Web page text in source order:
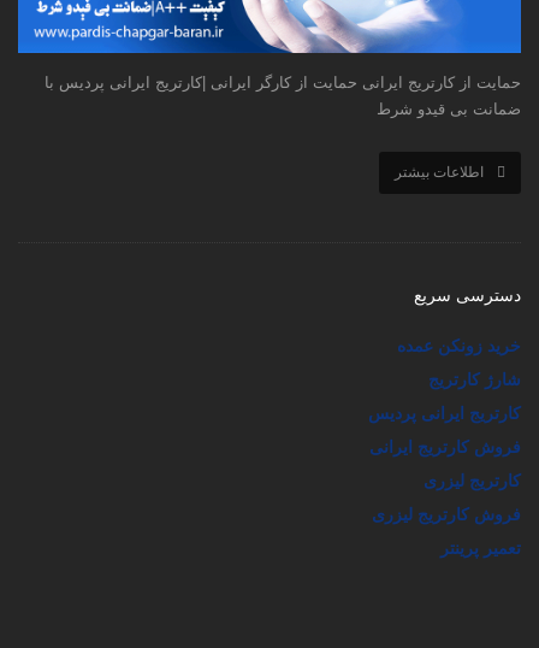
حمایت از کارتریج ایرانی حمایت از کارگر ایرانی |کارتریج ایرانی پردیس با
ضمانت بی قیدو شرط
اطلاعات بیشتر
دسترسی سریع
خرید زونکن عمده
شارژ کارتریج
کارتریج ایرانی پردیس
فروش کارتریج ایرانی
کارتریج لیزری
فروش کارتریج لیزری
تعمیر پرینتر